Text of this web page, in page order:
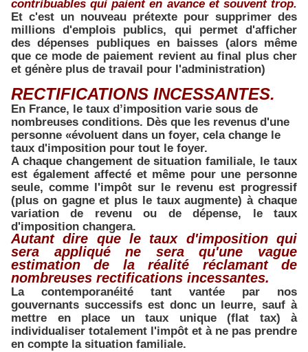
contribuables qui paient en avance et souvent trop.
Et c'est un nouveau prétexte pour supprimer des
millions d'emplois publics, qui permet d'afficher
des dépenses publiques en baisses (alors même
que ce mode de paiement revient au final plus cher
et génère plus de travail pour l'administration)
RECTIFICATIONS INCESSANTES.
En France, le taux d’imposition varie sous de
nombreuses conditions. Dès que les revenus d'une
personne «évoluent dans un foyer, cela change le
taux d'imposition pour tout le foyer.
A chaque changement de situation familiale, le taux
est également affecté et même pour une personne
seule, comme l'impôt sur le revenu est progressif
(plus on gagne et plus le taux augmente) à chaque
variation de revenu ou de dépense, le taux
d'imposition changera.
Autant dire que le taux d'imposition qui
sera appliqué ne sera qu'une vague
estimation de la réalité réclamant de
nombreuses rectifications incessantes.
La contemporanéité tant vantée par nos
gouvernants successifs est donc un leurre, sauf à
mettre en place un taux unique (flat tax) à
individualiser totalement l'impôt et à ne pas prendre
en compte la situation familiale.